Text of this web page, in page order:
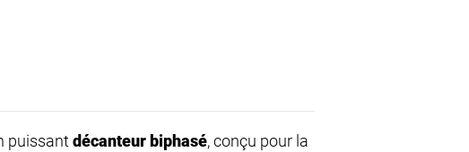
puissant décanteur biphasé, conçu pour la